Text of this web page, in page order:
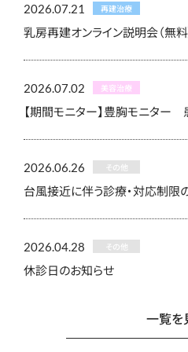
2026.07.21 再建治療
乳房再建オンライン説明会（無
2026.07.02 美容治療
【期間モニター】豊胸モニター
2026.06.26 その他
台風接近に伴う診療・対応制限
2026.04.28 その他
休診日のお知らせ
一覧を